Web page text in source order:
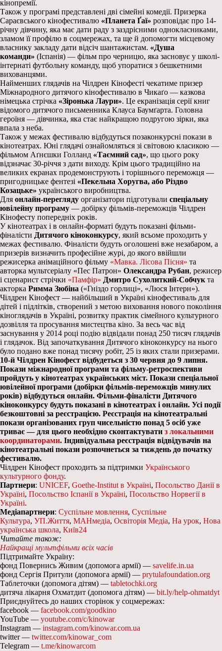
кінопремії.
Також у програмі представлені дві сімейні комедії. Призерка
Сараєвського кінофестивалю «Планета Ґаї» розповідає про 14-
річну дівчину, яка має дати раду з заздрісними однокласниками,
зламом її профілю в соцмережах, та ще й допомогти місцевому
власнику закладу дати відсіч шантажистам. «Душа
команди» (Іспанія) — фільм про черницю, яка засновує у школі-
інтернаті футбольну команду, щоб упоратися з бешкетними
вихованцями.
Найменших глядачів на Чілдрен Кінофесті чекатиме призер
Міжнародного дитячого кінофестивалю в Чикаґо — казкова
німецька стрічка «Зіронька Лаури». Це екранізація серії книг
відомого дитячого письменника Клауса Баумґарта. Головна
героїня — дівчинка, яка стає найкращою подругою зірки, яка
впала з неба.
Також у межах фестивалю відбудуться позаконкурсні покази в
кінотеатрах. Юні глядачі ознайомляться зі світовою класикою —
фільмом Аґнєшки Голланд «Таємний сад», що цього року
відзначає 30-річчя з дати виходу. Крім цього традиційно на
великих екранах продемонструють і торішнього переможця —
пригодницьке фентезі «Пекельна Хоругва, або Різдво
Козацьке» українського виробництва.
Для онлайн-перегляду організатори підготували спеціальну
ювілейну програму — добірку фільмів-переможців Чілдрен
Кінофесту попередніх років.
У кінотеатрах і в онлайн-форматі будуть показані фільми-
фіналісти Дитячого кіноконкурсу, який всьоме проходить у
межах фестивалю. Фіналісти будуть оголошені вже незабаром, а
призерів визначить професійне журі, до якого ввійшли
режисерка анімаційного фільму «Мавка. Лісова Пісня» та
авторка мультсеріалу «Пес Патрон» Олександра Рубан, режисер
і сценарист стрічки «Памфір» Дмитро Сухолиткий-Собчук та
акторка Римма Зюбіна («Гніздо горлиці», «Люся Інтерн»).
Чілдрен Кінофест — найбільший в Україні кінофестиваль для
дітей і підлітків, створений з метою виховання нового покоління
кіноглядачів в Україні, розвитку практик сімейного культурного
дозвілля та просування мистецтва кіно. За весь час від
заснування у 2014 році подію відвідали понад 250 тисяч глядачів
і глядачок. Від започаткування Дитячого кіноконкурсу на нього
було подано вже понад тисячу робіт, 25 із яких стали призерами.
10-й Чілдрен Кінофест відбудеться з 30 червня до 9 липня.
Покази міжнародної програми та фільму-ретроспективи
пройдуть у кінотеатрах українських міст. Покази спеціальної
ювілейної програми (добірки фільмів-переможців минулих
років) відбудуться онлайн. Фільми-фіналісти Дитячого
кіноконкурсу будуть показані в кінотеатрах і онлайн. Усі події
безкоштовні за реєстрацією. Реєстрація на кінотеатральні
покази організованих груп чисельністю понад 5 осіб уже
триває — для цього необхідно сконтактувати з локальними
координаторами. Індивідуальна реєстрація відвідувачів на
кінотеатральні покази розпочнеться за тиждень до початку
фестивалю.
Чілдрен Кінофест проходить за підтримки Українського
культурного фонду.
Партнери: UNICEF, Goethe-Institut в Україні, Посольство Данії в
Україні, Посольство Іспанії в Україні, Посольство Норвегії в
Україні.
Медіапартнери: Суспільне мовлення, Суспільне
Культура, УП.Життя, МАНмедіа, Освіторія Медіа, На урок, Нова
українська школа, Київ24
Читайте також:
Найкращі мультфільми всіх часів
Підтримайте Україну:
фонд Повернись Живим (допомога армії) — savelife.in.ua
фонд Сергія Притули (допомога армії) — prytulafoundation.org
Таблеточки (допомога дітям) — tabletochki.org
дитяча лікарня Охматдит (допомога дітям) — bit.ly/help-ohmatdyt
Приєднуйтесь до наших сторінок у соцмережах:
facebook — facebook.com/goodkino
YouTube — youtube.com/c/kinowar
Instagram — instagram.com/kinowar.com.ua
twitter — twitter.com/kinowar_com
Telegram — t.me/kinowarcom